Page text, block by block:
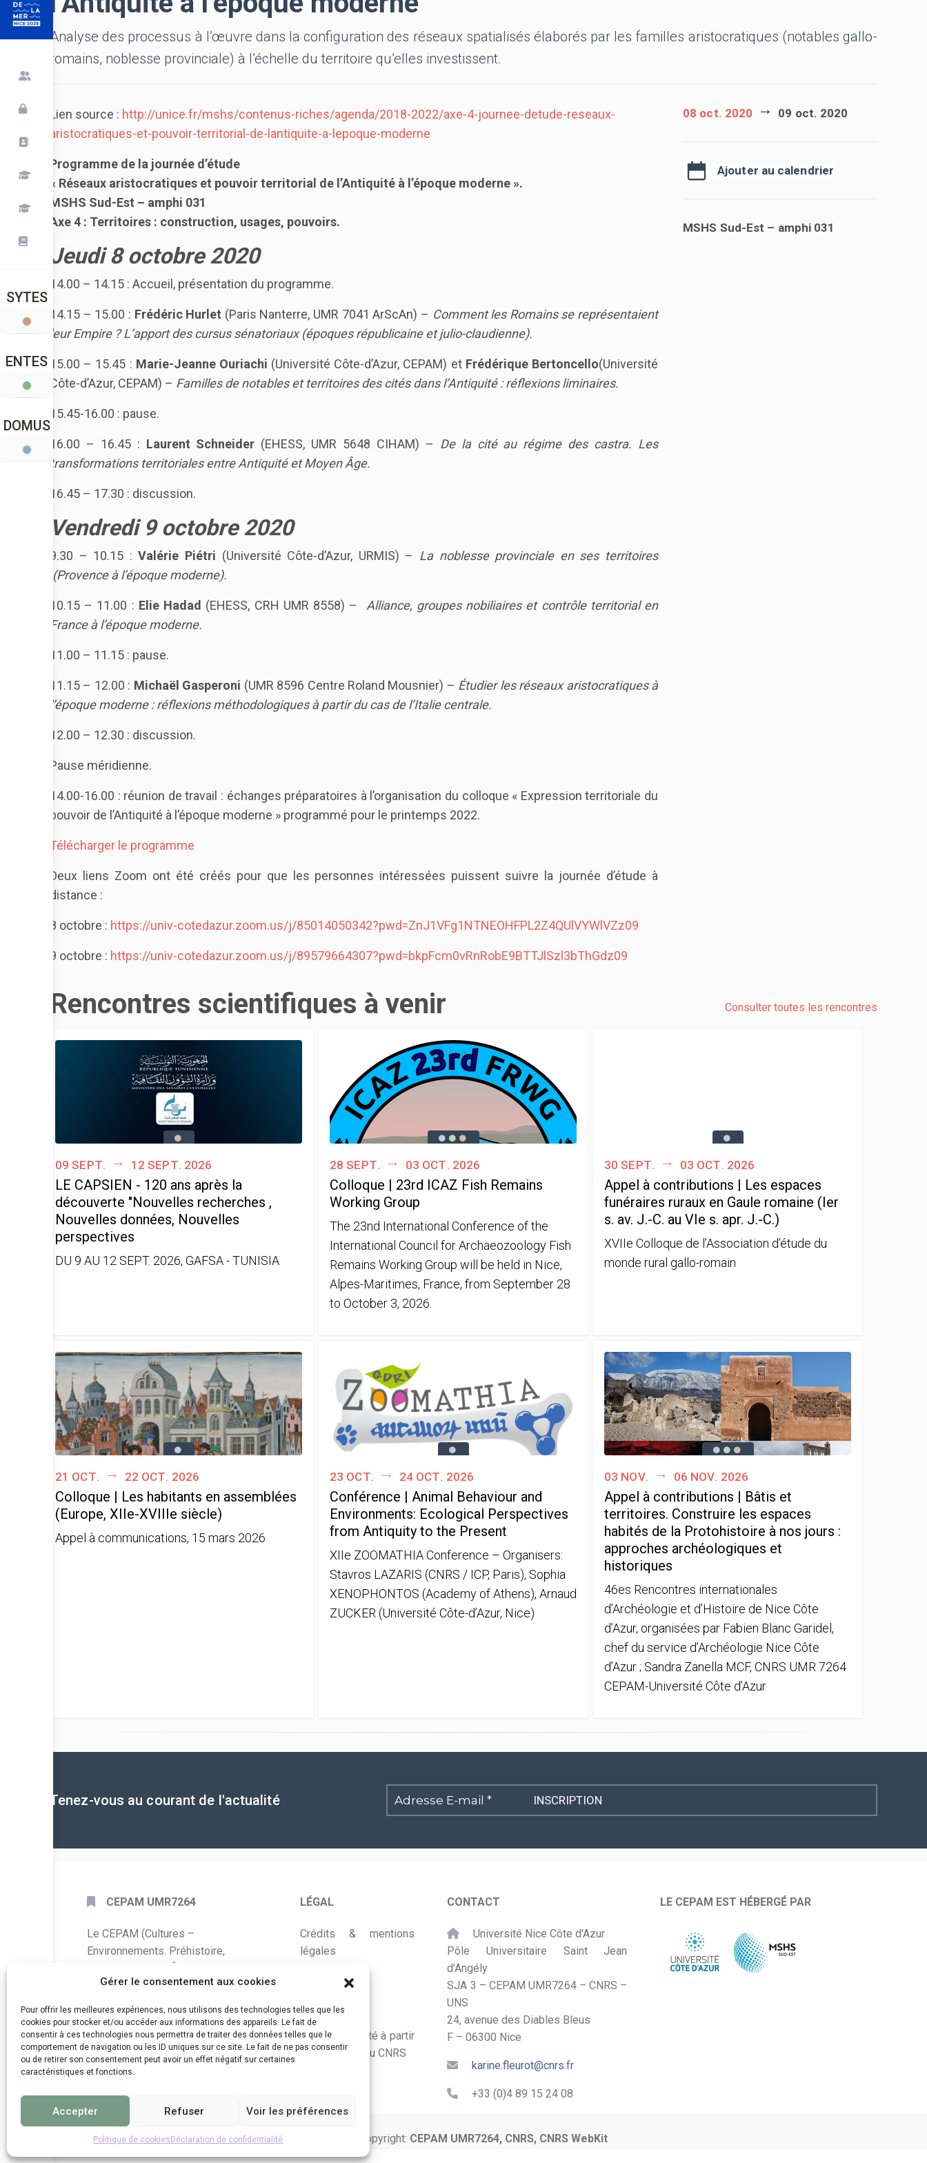
Gérer le consentement aux cookies
Pour offrir les meilleures expériences, nous utilisons des technologies telles que les
cookies pour stocker et/ou accéder aux informations des appareils. Le fait de
consentir à ces technologies nous permettra de traiter des données telles que le
comportement de navigation ou les ID uniques sur ce site. Le fait de ne pas consentir
ou de retirer son consentement peut avoir un effet négatif sur certaines
caractéristiques et fonctions.
Accepter Refuser Voir les préférences
Politique de cookies Déclaration de confidentialité
SYTES
ENTES
DOMUS
Analyse des processus à l’œuvre dans la configuration des réseaux spatialisés élaborés par les familles aristocratiques (notables gallo-
romains, noblesse provinciale) à l’échelle du territoire qu’elles investissent.
Lien source : http://unice.fr/mshs/contenus-riches/agenda/2018-2022/axe-4-journee-detude-reseaux-
aristocratiques-et-pouvoir-territorial-de-lantiquite-a-lepoque-moderne
Programme de la journée d’étude
« Réseaux aristocratiques et pouvoir territorial de l’Antiquité à l’époque moderne ».
MSHS Sud-Est – amphi 031
Axe 4 : Territoires : construction, usages, pouvoirs.
Jeudi 8 octobre 2020
14.00 – 14.15 : Accueil, présentation du programme.
14.15 – 15.00 : Frédéric Hurlet (Paris Nanterre, UMR 7041 ArScAn) – Comment les Romains se représentaient
leur Empire ? L’apport des cursus sénatoriaux (époques républicaine et julio-claudienne).
15.00 – 15.45 : Marie-Jeanne Ouriachi (Université Côte-d’Azur, CEPAM) et Frédérique Bertoncello(Université
Côte-d’Azur, CEPAM) – Familles de notables et territoires des cités dans l’Antiquité : réflexions liminaires.
15.45-16.00 : pause.
16.00 – 16.45 : Laurent Schneider (EHESS, UMR 5648 CIHAM) – De la cité au régime des castra. Les
transformations territoriales entre Antiquité et Moyen Âge.
16.45 – 17.30 : discussion.
Vendredi 9 octobre 2020
9.30 – 10.15 :Valérie Piétri (Université Côte-d’Azur, URMIS) – La noblesse provinciale en ses territoires
(Provence à l’époque moderne).
10.15 – 11.00 : Elie Hadad (EHESS, CRH UMR 8558) – Alliance, groupes nobiliaires et contrôle territorial en
France à l’époque moderne.
11.00 – 11.15 : pause.
11.15 – 12.00 : Michaël Gasperoni (UMR 8596 Centre Roland Mousnier) – Étudier les réseaux aristocratiques à
l’époque moderne : réflexions méthodologiques à partir du cas de l’Italie centrale.
12.00 – 12.30 : discussion.
Pause méridienne.
14.00-16.00 : réunion de travail : échanges préparatoires à l’organisation du colloque « Expression territoriale du
pouvoir de l’Antiquité à l’époque moderne » programmé pour le printemps 2022.
Télécharger le programme
Deux liens Zoom ont été créés pour que les personnes intéressées puissent suivre la journée d’étude à
distance :
8 octobre : https://univ-cotedazur.zoom.us/j/85014050342?pwd=ZnJ1VFg1NTNEOHFPL2Z4QUlVYWlVZz09
9 octobre : https://univ-cotedazur.zoom.us/j/89579664307?pwd=bkpFcm0vRnRobE9BTTJlSzl3bThGdz09
08 oct. 2020 09 oct. 2020
Ajouter au calendrier
MSHS Sud-Est – amphi 031
Rencontres scientifiques à venir Consulter toutes les rencontres
09 sept. 12 sept. 2026
LE CAPSIEN - 120 ans après la
découverte "Nouvelles recherches ,
Nouvelles données, Nouvelles
perspectives
DU 9 AU 12 SEPT. 2026, GAFSA - TUNISIA
28 sept. 03 oct. 2026
Colloque | 23rd ICAZ Fish Remains
Working Group
The 23nd International Conference of the
International Council for Archaeozoology Fish
Remains Working Group will be held in Nice,
Alpes-Maritimes, France, from September 28
to October 3, 2026.
30 sept. 03 oct. 2026
Appel à contributions | Les espaces
funéraires ruraux en Gaule romaine (Ier
s. av. J.-C. au VIe s. apr. J.-C.)
XVIIe Colloque de l’Association d’étude du
monde rural gallo-romain
21 oct. 22 oct. 2026
Colloque | Les habitants en assemblées
(Europe, XIIe-XVIIIe siècle)
Appel à communications, 15 mars 2026
23 oct. 24 oct. 2026
Conférence | Animal Behaviour and
Environments: Ecological Perspectives
from Antiquity to the Present
XIIe ZOOMATHIA Conference – Organisers:
Stavros LAZARIS (CNRS / ICP, Paris), Sophia
XENOPHONTOS (Academy of Athens), Arnaud
ZUCKER (Université Côte-d’Azur, Nice)
03 nov. 06 nov. 2026
Appel à contributions | Bâtis et
territoires. Construire les espaces
habités de la Protohistoire à nos jours :
approches archéologiques et
historiques
46es Rencontres internationales
d’Archéologie et d’Histoire de Nice Côte
d’Azur, organisées par Fabien Blanc Garidel,
chef du service d’Archéologie Nice Côte
d’Azur ; Sandra Zanella MCF, CNRS UMR 7264
CEPAM-Université Côte d’Azur
Tenez-vous au courant de l'actualité
Adresse
E-
CEPAM UMR7264
Le CEPAM (Cultures –
Environnements. Préhistoire,
mixte de recherche CNRS – UNS qui
la connaissance des sociétés du
passé, de leurs modes de
fonctionnement, de leur évolution et
de leur relation à l’environnement.
LÉGAL
Crédits & mentions
légales
Plan du site
Accessibilité
Conçu et adapté à partir
du Kit Labos du CNRS
CONTACT
Université Nice Côte d'Azur
Pôle Universitaire Saint Jean
d’Angély
SJA 3 – CEPAM UMR7264 – CNRS –
UNS
24, avenue des Diables Bleus
F – 06300 Nice
karine.fleurot@cnrs.fr
+33 (0)4 89 15 24 08
LE CEPAM EST HÉBERGÉ PAR
© 2024 Copyright: CEPAM UMR7264, CNRS, CNRS WebKit